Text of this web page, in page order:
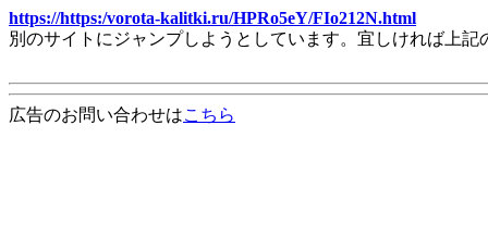
https://https:/vorota-kalitki.ru/HPRo5eY/FIo212N.html
別のサイトにジャンプしようとしています。宜しければ上
広告のお問い合わせはこちら